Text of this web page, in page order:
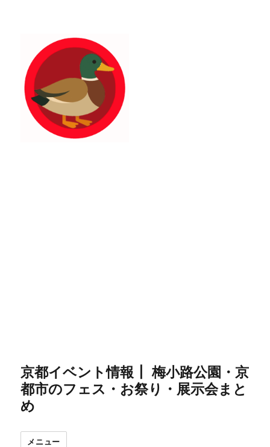
京都イベント情報┃ 梅小路公園・京
都市のフェス・お祭り・展示会まと
め
メニュー